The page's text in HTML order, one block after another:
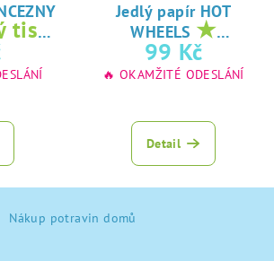
tisk
Jedlý papír HOT
WHEELS ★
oblíbený tisk na
jedlý papír
99 Kč
🔥 OKAMŽITÉ ODESLÁNÍ
Detail
Nákup potravin domů